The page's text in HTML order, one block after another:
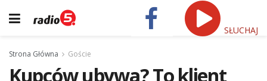
SŁUCHAJ
Strona Główna Goście
Kupców ubywa? To klient